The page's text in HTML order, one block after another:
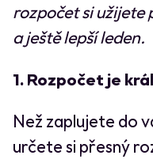
rozpočet si užijete
a ještě lepší leden.
1. Rozpočet je král
Než zaplujete do
určete si přesný